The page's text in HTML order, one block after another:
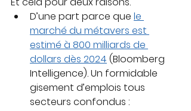
D’une part parce que le
marché du métavers est
estimé à 800 milliards de
dollars dès 2024 (Bloomberg
Intelligence). Un formidable
gisement d’emplois tous
secteurs confondus :